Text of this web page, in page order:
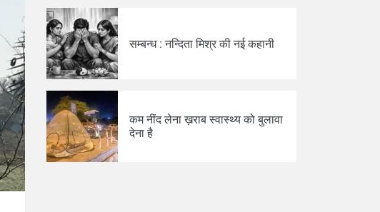
सम्बन्ध : नन्दिता मिश्र की नई कहानी
कम नींद लेना ख़राब स्वास्थ्य को बुलावा
देना है